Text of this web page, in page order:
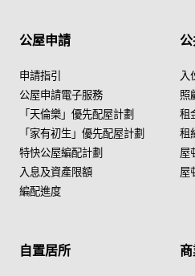
公屋申請
申請指引
公屋申請電子服務
「天倫樂」優先配屋計劃
「家有初生」優先配屋計劃
特快公屋編配計劃
入息及資產限額
編配進度
公
入
照
租
租
屋
屋
自置居所